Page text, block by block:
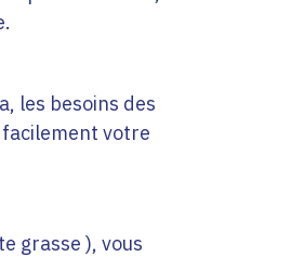
les besoins des
votre
grasse ), vous